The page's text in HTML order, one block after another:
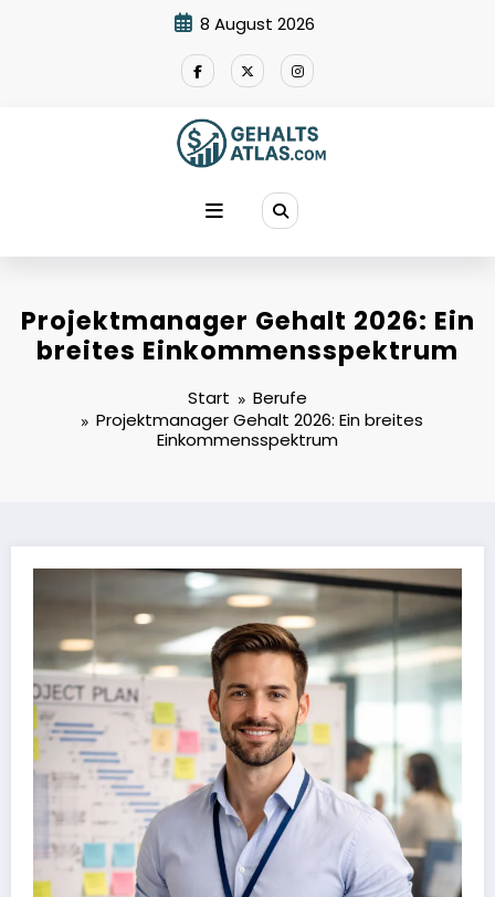
8 August 2026
Projektmanager Gehalt 2026: Ein
breites Einkommensspektrum
Start
Berufe
Projektmanager Gehalt 2026: Ein breites
Einkommensspektrum